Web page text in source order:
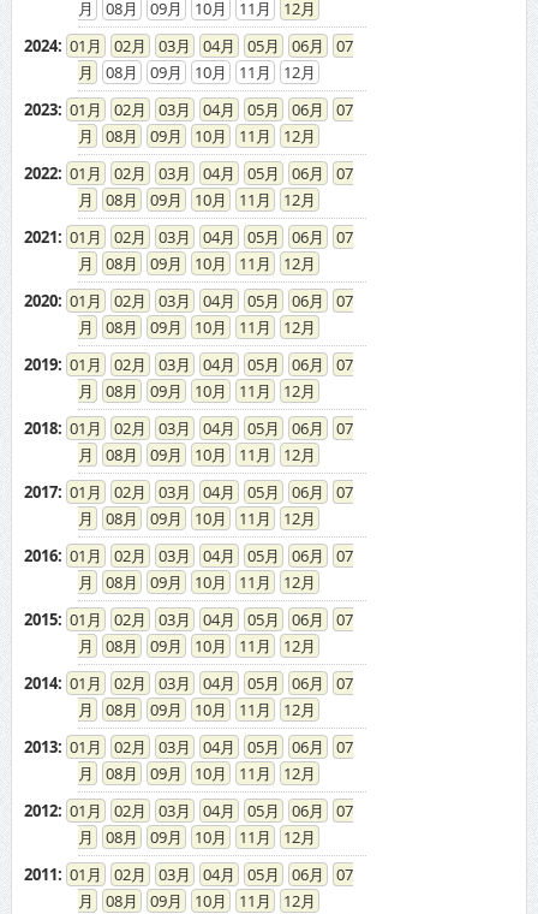
08 09 10 11
12
2024: 01 02 03 04 05 06
07
08
09 10 11
12
2023: 01 02 03 04 05 06
07
08
09 10 11
12
2022: 01 02 03 04 05 06
07
08
09 10 11
12
2021: 01 02 03 04 05 06
07
08
09 10 11
12
2020: 01 02 03 04 05 06
07
08
09 10 11
12
2019: 01 02 03 04 05 06
07
08
09 10 11
12
2018: 01 02 03 04 05 06
07
08
09 10 11
12
2017: 01 02 03 04 05 06
07
08
09 10 11
12
2016: 01 02 03 04 05 06
07
08
09 10 11
12
2015: 01 02 03 04 05 06
07
08
09 10 11
12
2014: 01 02 03 04 05 06
07
08
09 10 11
12
2013: 01 02 03 04 05 06
07
08
09 10 11
12
2012: 01 02 03 04 05 06
07
08
09 10 11
12
2011: 01 02 03 04 05 06
07
08
09 10 11
12